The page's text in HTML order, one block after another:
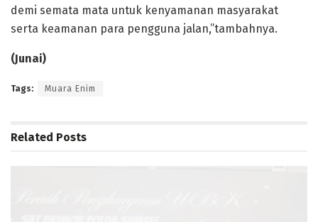
demi semata mata untuk kenyamanan masyarakat
serta keamanan para pengguna jalan,”tambahnya.
(Junai)
Tags: Muara Enim
Related Posts